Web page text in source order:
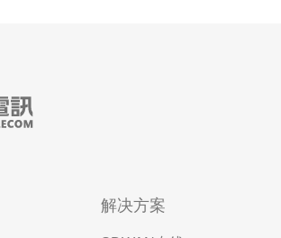
解决方案